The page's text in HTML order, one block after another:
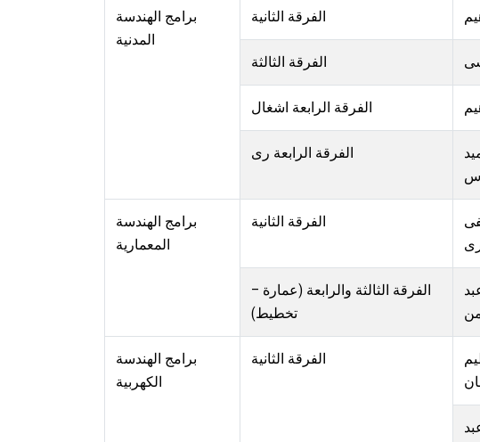
برامج الهندسة
المدنية
الفرقة الثانية
الفرقة الثالثة
الفرقة الرابعة اشغال
الفرقة الرابعة رى
برامج الهندسة
المعمارية
الفرقة الثانية
الفرقة الثالثة والرابعة (عمارة –
تخطيط)
برامج الهندسة
الكهربية
الفرقة الثانية